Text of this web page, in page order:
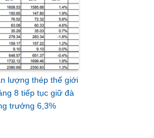
lượng thép thế giới
8 tiếp tục giữ đà
trưởng 6,3%